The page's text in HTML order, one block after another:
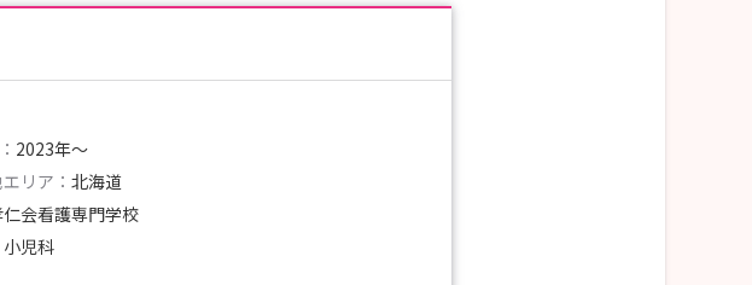
2023年〜
リア： 北海道
会看護専門学校
小児科